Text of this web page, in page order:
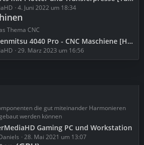
4. Juni 2022 um 18:34
Thema CNC
4040 Pro - CNC Maschiene [HandsOn]
29. März 2023 um 16:56
die gut miteinander Harmonieren
werden können
Gaming PC und Workstation
28. Mai 2021 um 13:07